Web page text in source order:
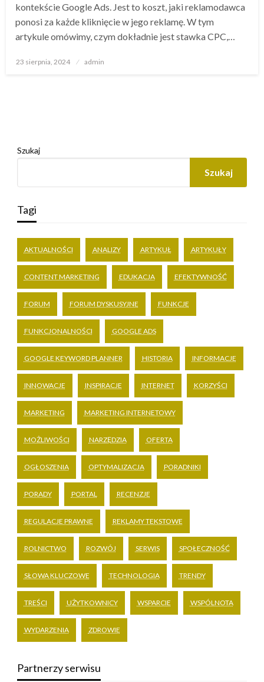
kontekście Google Ads. Jest to koszt, jaki reklamodawca
ponosi za każde kliknięcie w jego reklamę. W tym
artykule omówimy, czym dokładnie jest stawka CPC,…
Opublikowane
23 sierpnia, 2024 admin
Szukaj
Szukaj
Tagi
AKTUALNOŚCI ANALIZY ARTYKUŁ ARTYKUŁY
CONTENT MARKETING EDUKACJA EFEKTYWNOŚĆ
FORUM FORUM DYSKUSYJNE FUNKCJE
FUNKCJONALNOŚCI GOOGLE ADS
GOOGLE KEYWORD PLANNER HISTORIA INFORMACJE
INNOWACJE INSPIRACJE INTERNET KORZYŚCI
MARKETING MARKETING INTERNETOWY
MOŻLIWOŚCI NARZĘDZIA OFERTA
OGŁOSZENIA OPTYMALIZACJA PORADNIKI
PORADY PORTAL RECENZJE
REGULACJE PRAWNE REKLAMY TEKSTOWE
ROLNICTWO ROZWÓJ SERWIS SPOŁECZNOŚĆ
SŁOWA KLUCZOWE TECHNOLOGIA TRENDY
TREŚCI UŻYTKOWNICY WSPARCIE WSPÓLNOTA
WYDARZENIA ZDROWIE
Partnerzy serwisu